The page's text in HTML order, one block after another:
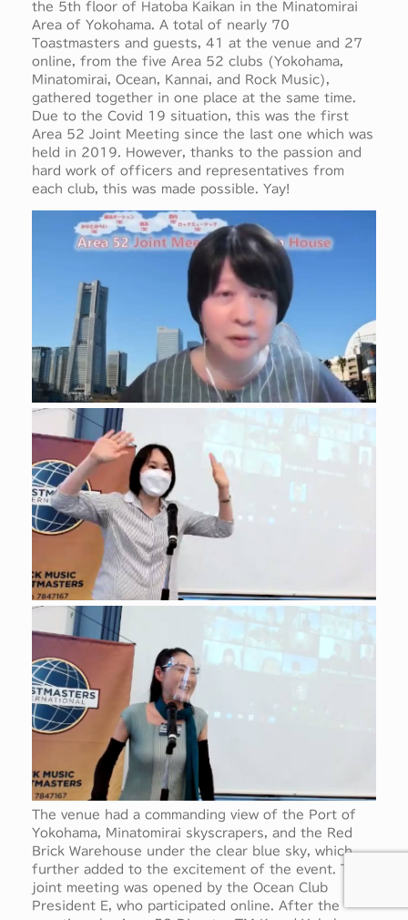
the 5th floor of Hatoba Kaikan in the Minatomirai
Area of Yokohama. A total of nearly 70
Toastmasters and guests, 41 at the venue and 27
online, from the five Area 52 clubs (Yokohama,
Minatomirai, Ocean, Kannai, and Rock Music),
gathered together in one place at the same time.
Due to the Covid 19 situation, this was the first
Area 52 Joint Meeting since the last one which was
held in 2019. However, thanks to the passion and
hard work of officers and representatives from
each club, this was made possible. Yay!
The venue had a commanding view of the Port of
Yokohama, Minatomirai skyscrapers, and the Red
Brick Warehouse under the clear blue sky, which
further added to the excitement of the event. The
joint meeting was opened by the Ocean Club
President E, who participated online. After the